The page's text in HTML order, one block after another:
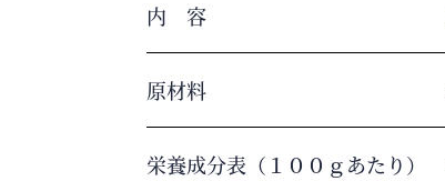
内 容
原材料
栄養成分表（１００ｇあたり）